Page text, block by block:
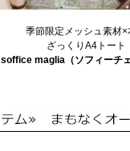
季節限定メッシュ素材×
ざっくりA4トート
soffice maglia（ソフィーチ